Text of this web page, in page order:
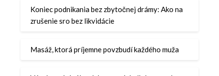
Koniec podnikania bez zbytočnej drámy: Ako na
zrušenie sro bez likvidácie
Masáž, ktorá príjemne povzbudí každého muža